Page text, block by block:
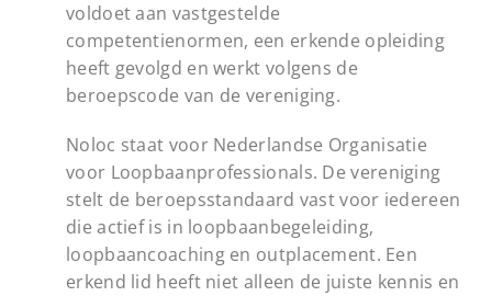
voldoet aan vastgestelde
competentienormen, een erkende opleiding
heeft gevolgd en werkt volgens de
beroepscode van de vereniging.
Noloc staat voor Nederlandse Organisatie
voor Loopbaanprofessionals. De vereniging
stelt de beroepsstandaard vast voor iedereen
die actief is in loopbaanbegeleiding,
loopbaancoaching en outplacement. Een
erkend lid heeft niet alleen de juiste kennis en